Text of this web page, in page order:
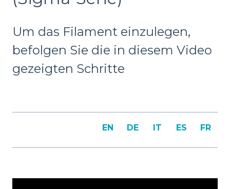
Um das Filament einzulegen,
befolgen Sie die in diesem Video
gezeigten Schritte
EN DE IT ES FR